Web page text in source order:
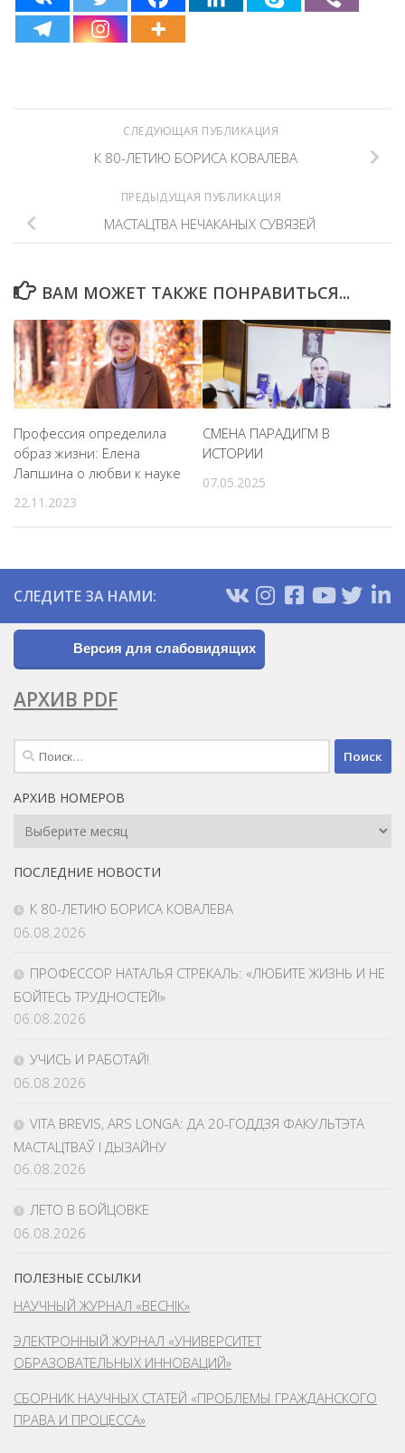
СЛЕДУЮЩАЯ ПУБЛИКАЦИЯ
К 80-ЛЕТИЮ БОРИСА КОВАЛЕВА
ПРЕДЫДУЩАЯ ПУБЛИКАЦИЯ
МАСТАЦТВА НЕЧАКАНЫХ СУВЯЗЕЙ
ВАМ МОЖЕТ ТАКЖЕ ПОНРАВИТЬСЯ...
Профессия определила
образ жизни: Елена
Лапшина о любви к науке
22.11.2023
СМЕНА ПАРАДИГМ В
ИСТОРИИ
07.05.2025
СЛЕДИТЕ ЗА НАМИ:
Версия для слабовидящих
АРХИВ PDF
Найти:
АРХИВ НОМЕРОВ
Архив
ПОСЛЕДНИЕ НОВОСТИ
К 80-ЛЕТИЮ БОРИСА КОВАЛЕВА
06.08.2026
ПРОФЕССОР НАТАЛЬЯ СТРЕКАЛЬ: «ЛЮБИТЕ ЖИЗНЬ И НЕ
БОЙТЕСЬ ТРУДНОСТЕЙ!»
06.08.2026
УЧИСЬ И РАБОТАЙ!
06.08.2026
VITA BREVIS, ARS LONGA: ДА 20-ГОДДЗЯ ФАКУЛЬТЭТА
МАСТАЦТВАЎ І ДЫЗАЙНУ
06.08.2026
ЛЕТО В БОЙЦОВКЕ
06.08.2026
ПОЛЕЗНЫЕ ССЫЛКИ
НАУЧНЫЙ ЖУРНАЛ «ВЕСНІК»
ЭЛЕКТРОННЫЙ ЖУРНАЛ «УНИВЕРСИТЕТ
ОБРАЗОВАТЕЛЬНЫХ ИННОВАЦИЙ»
СБОРНИК НАУЧНЫХ СТАТЕЙ «ПРОБЛЕМЫ ГРАЖДАНСКОГО
ПРАВА И ПРОЦЕССА»